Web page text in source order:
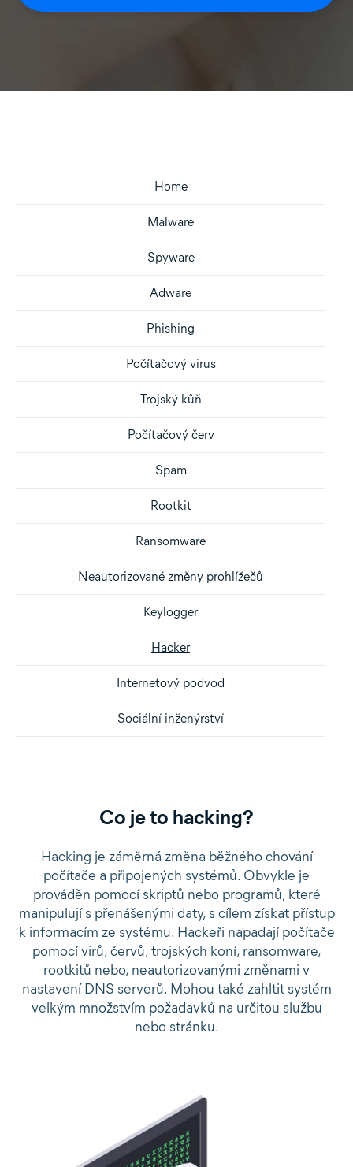
Home
Malware
Spyware
Adware
Phishing
Počítačový virus
Trojský kůň
Počítačový červ
Spam
Rootkit
Ransomware
Neautorizované změny prohlížečů
Keylogger
Hacker
Internetový podvod
Sociální inženýrství
Co je to hacking?
Hacking je záměrná změna běžného chování
počítače a připojených systémů. Obvykle je
prováděn pomocí skriptů nebo programů, které
manipulují s přenášenými daty, s cílem získat přístup
k informacím ze systému. Hackeři napadají počítače
pomocí virů, červů, trojských koní, ransomware,
rootkitů nebo, neautorizovanými změnami v
nastavení DNS serverů. Mohou také zahltit systém
velkým množstvím požadavků na určitou službu
nebo stránku.